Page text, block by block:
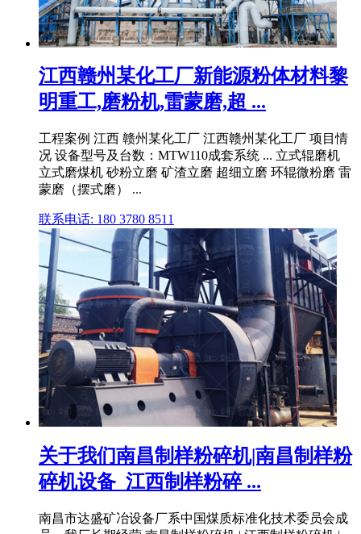
江西赣州某化工厂新能源粉体材料黎
明重工,磨粉机,雷蒙磨,超 ...
工程案例 江西 赣州某化工厂 江西赣州某化工厂 项目情
况 设备型号及台数：MTW110成套系统 ... 立式辊磨机
立式磨煤机 砂粉立磨 矿渣立磨 超细立磨 环辊微粉磨 雷
蒙磨（摆式磨） ...
联系电话: 180 3780 8511
关于我们南昌制样粉碎机|南昌制样粉
碎机设备_江西制样粉碎 ...
南昌市达盛矿冶设备厂系中国煤质标准化技术委员会成